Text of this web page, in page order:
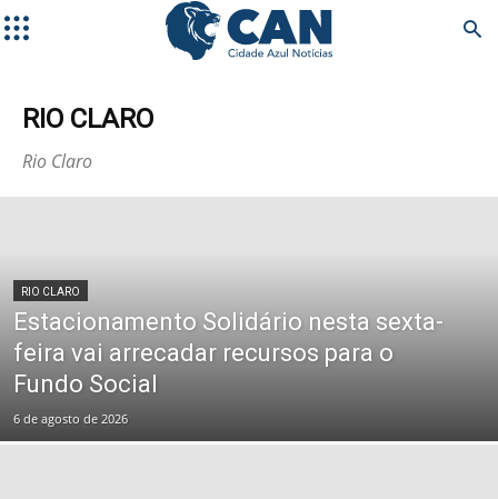
RIO CLARO
Rio Claro
RIO CLARO
Estacionamento Solidário nesta sexta-
feira vai arrecadar recursos para o
Fundo Social
6 de agosto de 2026